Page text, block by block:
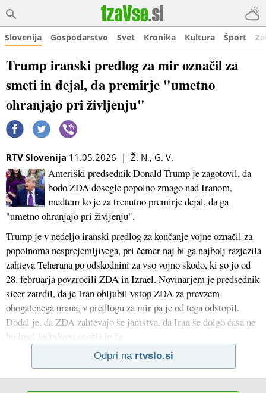
Slovenija Gospodarstvo Svet Kronika Kultura Šport
Trump iranski predlog za mir označil za
smeti in dejal, da premirje "umetno
ohranjajo pri življenju"
RTV Slovenija 11.05.2026 | Ž. N., G. V.
Ameriški predsednik Donald Trump je zagotovil, da
bodo ZDA dosegle popolno zmago nad Iranom,
medtem ko je za trenutno premirje dejal, da ga
"umetno ohranjajo pri življenju".
Trump je v nedeljo iranski predlog za končanje vojne označil za
popolnoma nesprejemljivega, pri čemer naj bi ga najbolj razjezila
zahteva Teherana po odškodnini za vso vojno škodo, ki so jo od
28. februarja povzročili ZDA in Izrael. Novinarjem je predsednik
sicer zatrdil, da je Iran obljubil vstop ZDA za prevzem
obogatenega urana, v predlogu za mir pa je od tega odstopil.
Dodal je, da ZDA zahtevajo še jamstva, da Iran še dolgo časa ne
bo imel jedrskega orožja in še
Odpri na rtvslo.si